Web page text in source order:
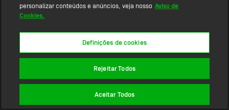
personalizar conteúdos e anúncios, veja nosso Aviso de
Cookies.
Definições de cookies
Rejeitar Todos
Aceitar Todos